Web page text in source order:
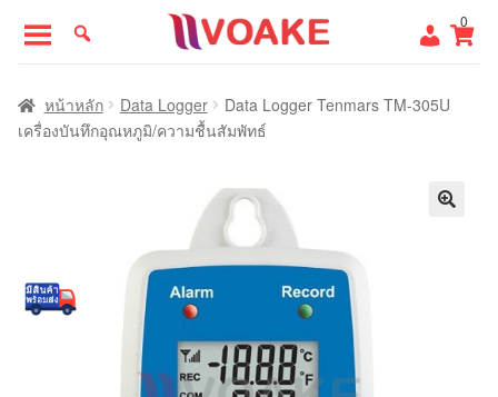
to
navigation
to
content
0
หน้าแรก
หน้าหลัก Data Logger
Data Logger Tenmars TM-305U
เครื่องบันทึกอุณหภูมิ/ความชื้นสัมพัทธ์